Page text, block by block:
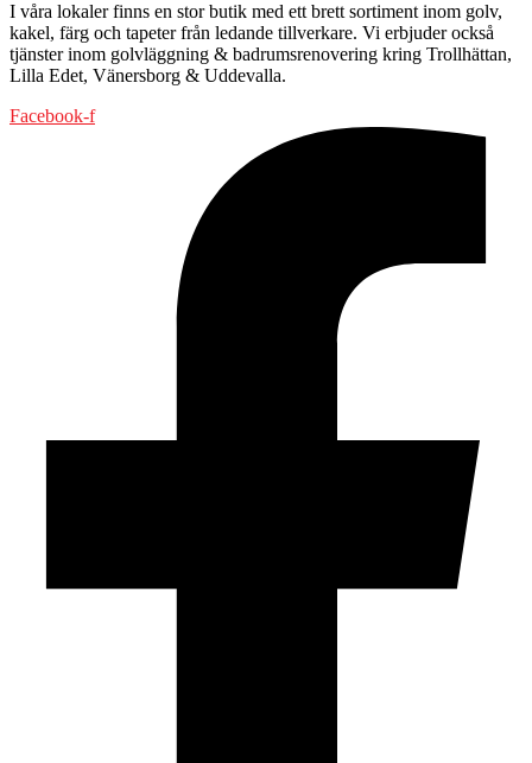
I våra lokaler finns en stor butik med ett brett sortiment inom golv,
kakel, färg och tapeter från ledande tillverkare. Vi erbjuder också
tjänster inom golvläggning & badrumsrenovering kring Trollhättan,
Lilla Edet, Vänersborg & Uddevalla.
Facebook-f